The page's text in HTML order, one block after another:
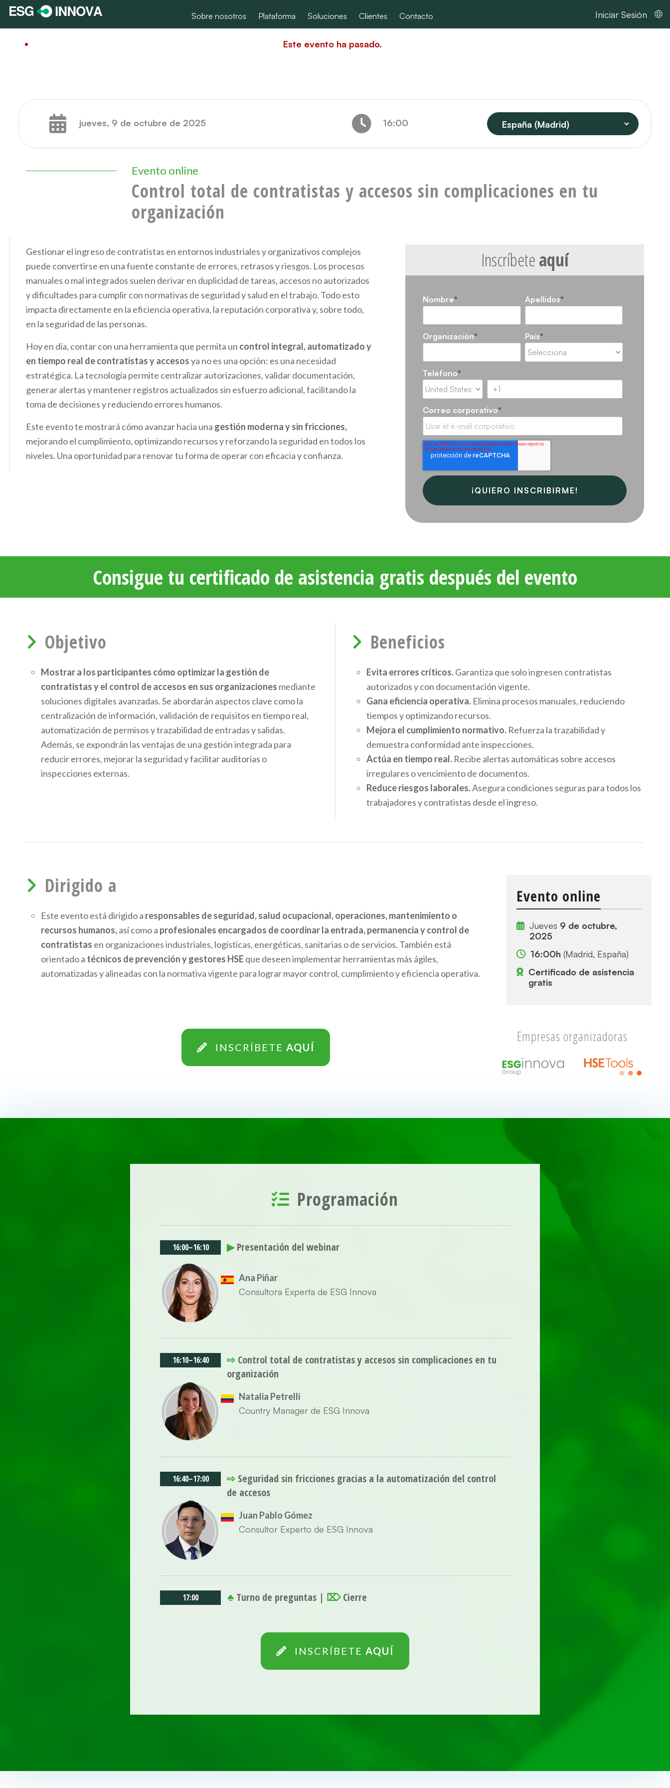
Sobre nosotros Plataforma Soluciones Clientes Contacto Iniciar Sesión
Este evento ha pasado.
jueves, 9 de octubre de 2025 16:00
Evento online
Control total de contratistas y accesos sin complicaciones en tu
organización
Gestionar el ingreso de contratistas en entornos industriales y organizativos complejos
puede convertirse en una fuente constante de errores, retrasos y riesgos. Los procesos
manuales o mal integrados suelen derivar en duplicidad de tareas, accesos no autorizados
y dificultades para cumplir con normativas de seguridad y salud en el trabajo. Todo esto
impacta directamente en la eficiencia operativa, la reputación corporativa y, sobre todo,
en la seguridad de las personas.
Hoy en día, contar con una herramienta que permita un control integral, automatizado y
en tiempo real de contratistas y accesosya no es una opción: es una necesidad
estratégica. La tecnología permite centralizar autorizaciones, validar documentación,
generar alertas y mantener registros actualizados sin esfuerzo adicional, facilitando la
toma de decisiones y reduciendo errores humanos.
Este evento te mostrará cómo avanzar hacia una gestión moderna y sin fricciones,
mejorando el cumplimiento, optimizando recursos y reforzando la seguridad en todos los
niveles. Una oportunidad para renovar tu forma de operar con eficacia y confianza.
Inscríbeteaquí
Nombre* Apellidos*
Organización* País*
Teléfono*
Correo corporativo*
Consigue tu certificado de asistencia gratis después del evento
Objetivo
Mostrar a los participantes cómo optimizar la gestión de
contratistas y el control de accesos en sus organizaciones mediante
soluciones digitales avanzadas. Se abordarán aspectos clave como la
centralización de información, validación de requisitos en tiempo real,
automatización de permisos y trazabilidad de entradas y salidas.
Además, se expondrán las ventajas de una gestión integrada para
reducir errores, mejorar la seguridad y facilitar auditorías o
inspecciones externas.
Beneficios
Evita errores críticos.Garantiza que solo ingresen contratistas
autorizados y con documentación vigente.
Gana eficiencia operativa.Elimina procesos manuales, reduciendo
tiempos y optimizando recursos.
Mejora el cumplimiento normativo.Refuerza la trazabilidad y
demuestra conformidad ante inspecciones.
Actúa en tiempo real.Recibe alertas automáticas sobre accesos
irregulares o vencimiento de documentos.
Reduce riesgos laborales.Asegura condiciones seguras para todos los
trabajadores y contratistas desde el ingreso.
Dirigido a
Este evento está dirigido a responsables de seguridad, salud ocupacional, operaciones, mantenimiento o
recursos humanos,así como a profesionales encargados de coordinar la entrada, permanencia y control de
contratistas en organizaciones industriales, logísticas, energéticas, sanitarias o de servicios. También está
orientado a técnicos de prevención y gestores HSE que deseen implementar herramientas más ágiles,
automatizadas y alineadas con la normativa vigente para lograr mayor control, cumplimiento y eficiencia operativa.
Evento online
Jueves 9 de octubre,
2025
16:00h(Madrid, España)
Certificado de asistencia
gratis
INSCRÍBETEAQUÍ
Empresas organizadoras
Programación
16:00–16:10 ▶ Presentación del webinar
Ana Piñar
Consultora Experta de ESG Innova
16:10–16:40 ⇨ Control total de contratistas y accesos sin complicaciones en tu
organización
Natalia Petrelli
Country Manager de ESG Innova
16:40–17:00 ⇨ Seguridad sin fricciones gracias a la automatización del control
de accesos
Juan Pablo Gómez
Consultor Experto de ESG Innova
17:00 ♣ Turno de preguntas | ⌦Cierre
INSCRÍBETEAQUÍ